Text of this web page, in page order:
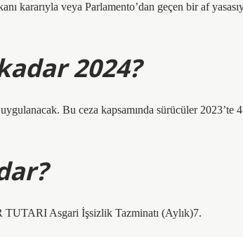
kararıyla veya Parlamento’dan geçen bir af
2024?
Bu ceza kapsamında sürücüler 2023’te
Asgari İşsizlik Tazminatı (Aylık)7.